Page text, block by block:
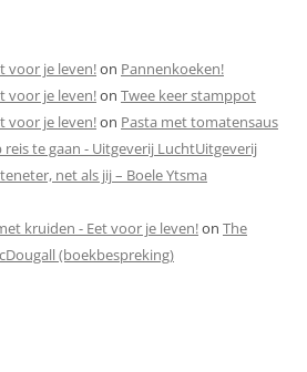
voor je leven!on Pannenkoeken!
voor je leven!on Twee keer stamppot
voor je leven!on Pasta met tomatensaus
te gaan - Uitgeverij LuchtUitgeverij
net als jij – Boele Ytsma
kruiden - Eet voor je leven!on The
(boekbespreking)